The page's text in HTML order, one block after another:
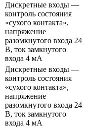
Дискретные входы —
контроль состояния
«сухого контакта»,
напряжение
разомкнутого входа 24
В, ток замкнутого
входа 4 мА
Дискретные входы —
контроль состояния
«сухого контакта»,
напряжение
разомкнутого входа 24
В, ток замкнутого
входа 4 мА